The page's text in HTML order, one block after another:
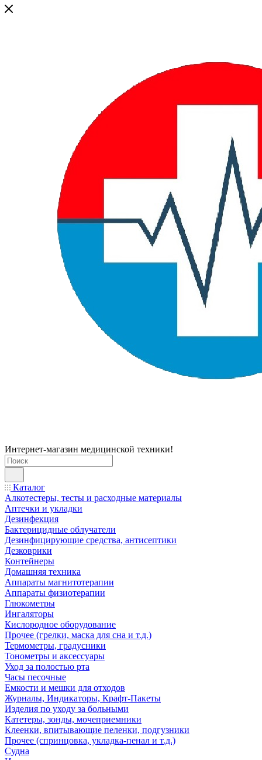
Интернет-магазин медицинской техники!
Каталог
Алкотестеры, тесты и расходные материалы
Аптечки и укладки
Дезинфекция
Бактерицидные облучатели
Дезинфицирующие средства, антисептики
Дезковрики
Контейнеры
Домашняя техника
Аппараты магнитотерапии
Аппараты физиотерапии
Глюкометры
Ингаляторы
Кислородное оборудование
Прочее (грелки, маска для сна и т.д.)
Термометры, градусники
Тонометры и аксессуары
Уход за полостью рта
Часы песочные
Емкости и мешки для отходов
Журналы, Индикаторы, Крафт-Пакеты
Изделия по уходу за больными
Катетеры, зонды, мочеприемники
Клеенки, впитывающие пеленки, подгузники
Прочее (спринцовка, укладка-пенал и т.д.)
Судна